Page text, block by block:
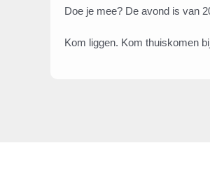
Doe je mee? De avond is van
Kom liggen. Kom thuiskomen